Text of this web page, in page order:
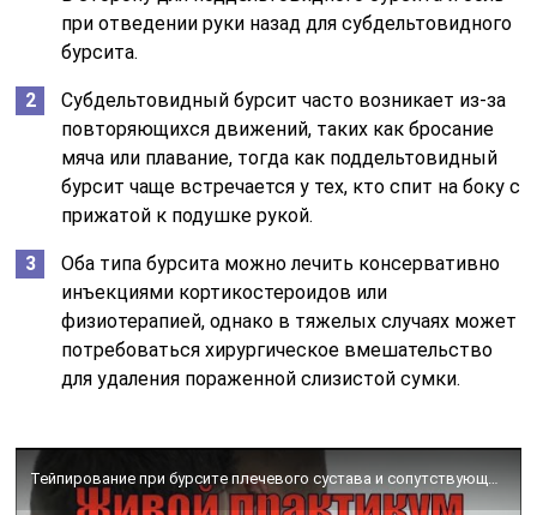
при отведении руки назад для субдельтовидного
бурсита.
Субдельтовидный бурсит часто возникает из-за
повторяющихся движений, таких как бросание
мяча или плавание, тогда как поддельтовидный
бурсит чаще встречается у тех, кто спит на боку с
прижатой к подушке рукой.
Оба типа бурсита можно лечить консервативно
инъекциями кортикостероидов или
физиотерапией, однако в тяжелых случаях может
потребоваться хирургическое вмешательство
для удаления пораженной слизистой сумки.